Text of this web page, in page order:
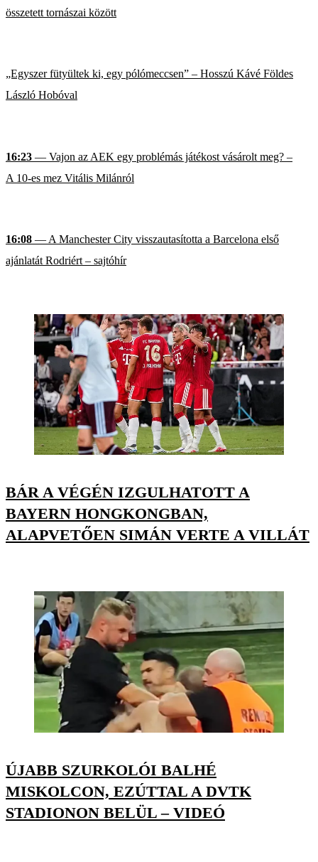
összetett tornászai között
„Egyszer fütyültek ki, egy pólómeccsen” – Hosszú Kávé Földes
László Hobóval
16:23 — Vajon az AEK egy problémás játékost vásárolt meg? –
A 10-es mez Vitális Milánról
16:08 — A Manchester City visszautasította a Barcelona első
ajánlatát Rodriért – sajtóhír
BÁR A VÉGÉN IZGULHATOTT A
BAYERN HONGKONGBAN,
ALAPVETŐEN SIMÁN VERTE A VILLÁT
ÚJABB SZURKOLÓI BALHÉ
MISKOLCON, EZÚTTAL A DVTK
STADIONON BELÜL – VIDEÓ